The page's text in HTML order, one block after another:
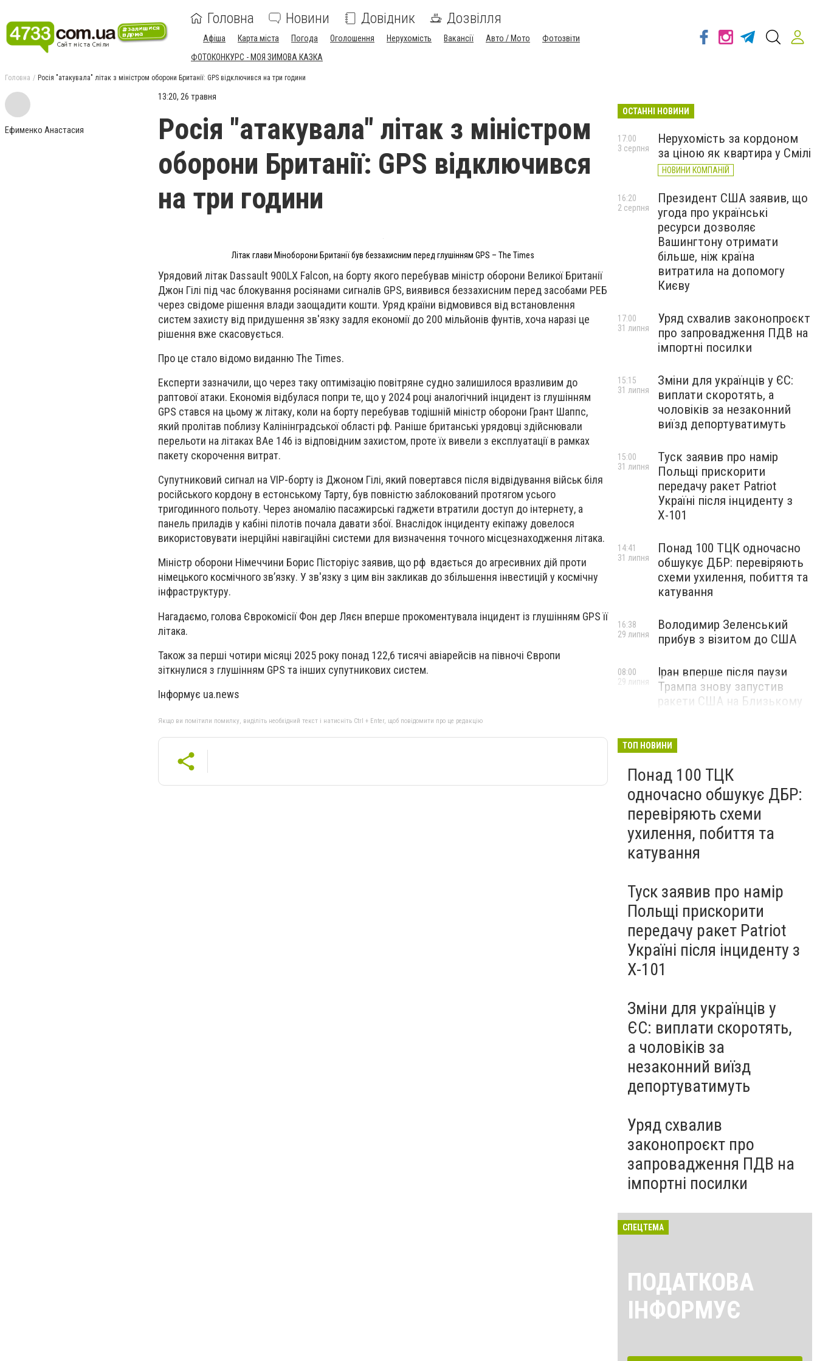
Головна Новини Довідник Дозвілля
Афіша Карта міста Погода Оголошення Нерухомість Вакансії Авто / Мото
Фотозвіти
ФОТОКОНКУРС - МОЯ ЗИМОВА КАЗКА
Головна Росія "атакувала" літак з міністром оборони Британії: GPS відключився на три години
Ефименко Анастасия
13:20, 26 травня
Росія "атакувала" літак з міністром
оборони Британії: GPS відключився
на три години
Літак глави Міноборони Британії був беззахисним перед глушінням GPS – The Times
Урядовий літак Dassault 900LX Falcon, на борту якого перебував міністр оборони Великої Британії
Джон Гілі під час блокування росіянами сигналів GPS, виявився беззахисним перед засобами РЕБ
через свідоме рішення влади заощадити кошти. Уряд країни відмовився від встановлення
систем захисту від придушення зв'язку задля економії до 200 мільйонів фунтів, хоча наразі це
рішення вже скасовується.
Про це стало відомо виданню The Times.
Експерти зазначили, що через таку оптимізацію повітряне судно залишилося вразливим до
раптової атаки. Економія відбулася попри те, що у 2024 році аналогічний інцидент із глушінням
GPS стався на цьому ж літаку, коли на борту перебував тодішній міністр оборони Грант Шаппс,
який пролітав поблизу Калінінградської області рф. Раніше британські урядовці здійснювали
перельоти на літаках BAe 146 із відповідним захистом, проте їх вивели з експлуатації в рамках
пакету скорочення витрат.
Супутниковий сигнал на VIP-борту із Джоном Гілі, який повертався після відвідування військ біля
російського кордону в естонському Тарту, був повністю заблокований протягом усього
тригодинного польоту. Через аномалію пасажирські гаджети втратили доступ до інтернету, а
панель приладів у кабіні пілотів почала давати збої. Внаслідок інциденту екіпажу довелося
використовувати інерційні навігаційні системи для визначення точного місцезнаходження літака.
Міністр оборони Німеччини Борис Пісторіус заявив, що рф вдається до агресивних дій проти
німецького космічного зв’язку. У зв'язку з цим він закликав до збільшення інвестицій у космічну
інфраструктуру.
Нагадаємо, голова Єврокомісії Фон дер Ляєн вперше прокоментувала інцидент із глушінням GPS її
літака.
Також за перші чотири місяці 2025 року понад 122,6 тисячі авіарейсів на півночі Європи
зіткнулися з глушінням GPS та інших супутникових систем.
Інформує ua.news
Якщо ви помітили помилку, виділіть необхідний текст і натисніть Ctrl + Enter, щоб повідомити про це редакцію
ОСТАННІ НОВИНИ
Нерухомість за кордоном
за ціною як квартира у Смілі
НОВИНИ КОМПАНІЙ
17:00
3 серпня
Президент США заявив, що
угода про українські
ресурси дозволяє
Вашингтону отримати
більше, ніж країна
витратила на допомогу
Києву
16:20
2 серпня
Уряд схвалив законопроєкт
про запровадження ПДВ на
імпортні посилки
17:00
31 липня
Зміни для українців у ЄС:
виплати скоротять, а
чоловіків за незаконний
виїзд депортуватимуть
15:15
31 липня
Туск заявив про намір
Польщі прискорити
передачу ракет Patriot
Україні після інциденту з
Х-101
15:00
31 липня
Понад 100 ТЦК одночасно
обшукує ДБР: перевіряють
схеми ухилення, побиття та
катування
14:41
31 липня
Володимир Зеленський
прибув з візитом до США
16:38
29 липня
Іран вперше після паузи
Трампа знову запустив
ракети США на Близькому
08:00
29 липня
ТОП НОВИНИ
Понад 100 ТЦК
одночасно обшукує ДБР:
перевіряють схеми
ухилення, побиття та
катування
Туск заявив про намір
Польщі прискорити
передачу ракет Patriot
Україні після інциденту з
Х-101
Зміни для українців у
ЄС: виплати скоротять,
а чоловіків за
незаконний виїзд
депортуватимуть
Уряд схвалив
законопроєкт про
запровадження ПДВ на
імпортні посилки
СПЕЦТЕМА
ПОДАТКОВА
ІНФОРМУЄ